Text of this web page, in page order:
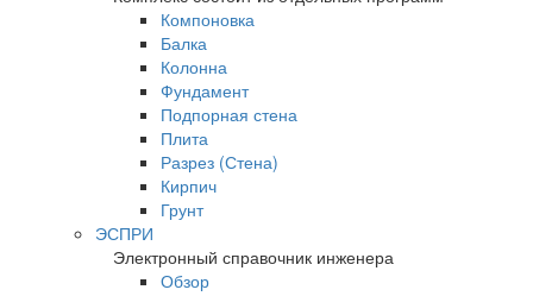
Компоновка
Балка
Колонна
Фундамент
Подпорная стена
Плита
Разрез (Стена)
Кирпич
Грунт
ЭСПРИ
Электронный справочник инженера
Обзор